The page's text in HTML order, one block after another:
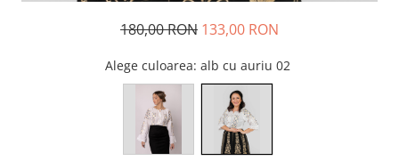
180,00 RON 133,00 RON
Alege culoarea: alb cu auriu 02